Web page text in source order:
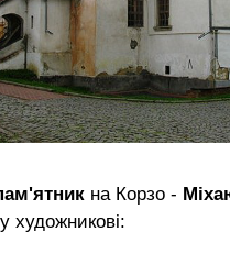
на Корзо -
художникові: